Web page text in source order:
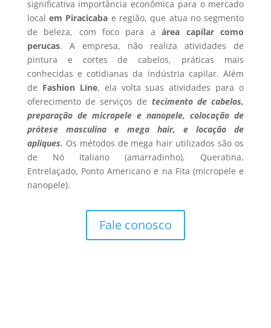
significativa importância econômica para o mercado
localem Piracicaba e região, que atua no segmento
de beleza, com foco para aárea capilar como
perucas. A empresa, não realiza atividades de
pintura e cortes de cabelos, práticas mais
conhecidas e cotidianas da indústria capilar. Além
de Fashion Line, ela volta suas atividades para o
oferecimento de serviços de tecimento de cabelos,
preparação de micropele e nanopele, colocação de
prótese masculina e mega hair, e locação de
apliques. Os métodos de mega hair utilizados são os
de Nó Italiano (amarradinho), Queratina,
Entrelaçado, Ponto Americano e na Fita (micropele e
nanopele).
Fale conosco